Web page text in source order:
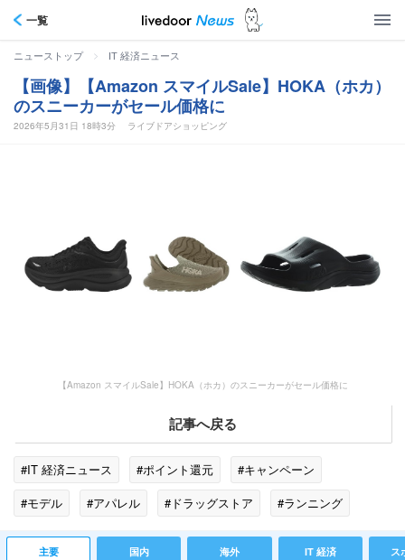
一覧
ニューストップ > IT 経済ニュース
【画像】【Amazon スマイルSale】HOKA（ホカ）
のスニーカーがセール価格に
2026年5月31日 18時3分 ライブドアショッピング
【Amazon スマイルSale】HOKA（ホカ）のスニーカーがセール価格に
記事へ戻る
#IT 経済ニュース #ポイント還元
#キャンペーン
#モデル
#アパレル #ドラッグストア
#ランニング
#スニーカー
#HAL #スマイル #SPEED
#Amazon
主要 国内 海外 IT 経済 ス